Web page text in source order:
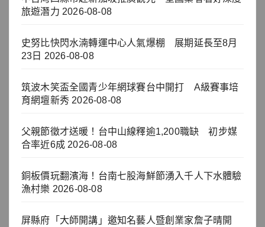
旅遊潛力 2026-08-08
史努比快閃水湳轉運中心人氣爆棚 展期延長至8月
23日 2026-08-08
筑波木笑盃全國青少年網球賽台中開打 A級賽事培
育網壇新秀 2026-08-08
父親節徵才送暖！台中山線釋逾1,200職缺 初步媒
合率近6成 2026-08-08
銅板價玩翻濱海！台南七股海鮮節湧入千人下水體驗
漁村樂 2026-08-08
屏縣府「大師開講」邀知名藝人暨創業家詹子晴開